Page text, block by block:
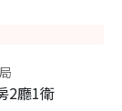
2廳1衛